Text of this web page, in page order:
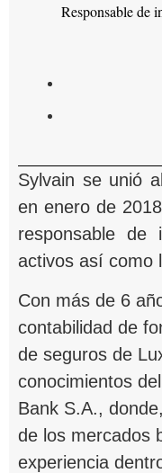
Responsable de
Sylvain se unió
en enero de
responsable de
activos así como
Con más de 6
contabilidad de
de seguros de
conocimientos
Bank S.A.,
de los mercados
experiencia